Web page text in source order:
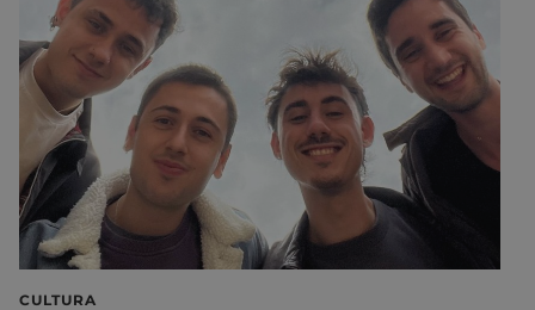
CULTURA